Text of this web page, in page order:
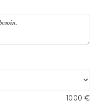
10.00€